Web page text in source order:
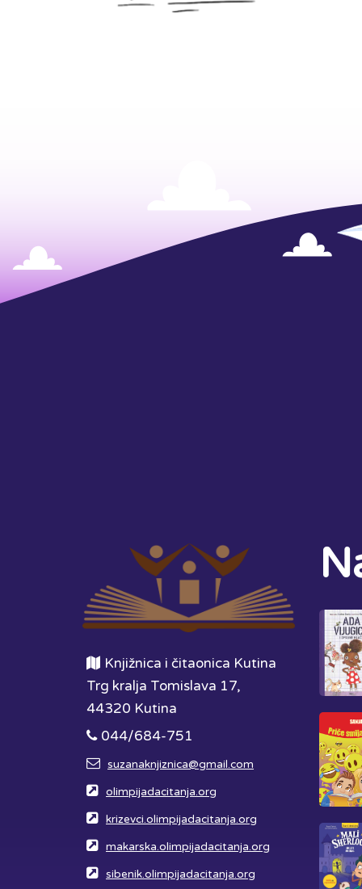
Knjižnica i čitaonica Kutina
Trg kralja Tomislava 17,
44320 Kutina
044/684-751
suzanaknjiznica@gmail.com
olimpijadacitanja.org
krizevci.olimpijadacitanja.org
makarska.olimpijadacitanja.org
sibenik.olimpijadacitanja.org